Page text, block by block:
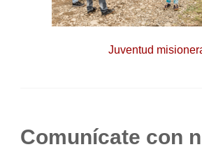
Juventud
Comunícate con